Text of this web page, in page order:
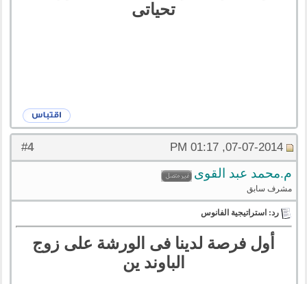
تحياتى
#
4 07-07-2014, 01:17 PM
م.محمد عبد القوى
مشرف سابق
رد: استراتيجية الفانوس
أول فرصة لدينا فى الورشة على زوج
الباوند ين